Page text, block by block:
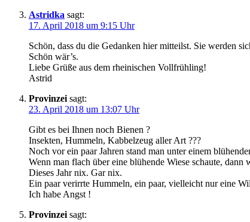
Astridka sagt:
17. April 2018 um 9:15 Uhr
Schön, dass du die Gedanken hier mitteilst. Sie werden
Schön wär’s.
Liebe Grüße aus dem rheinischen Vollfrühling!
Astrid
Provinzei sagt:
23. April 2018 um 13:07 Uhr
Gibt es bei Ihnen noch Bienen ?
Insekten, Hummeln, Kabbelzeug aller Art ???
Noch vor ein paar Jahren stand man unter einem
Wenn man flach über eine blühende Wiese schaute, dann
Dieses Jahr nix. Gar nix.
Ein paar verirrte Hummeln, ein paar, vielleicht nur eine
Ich habe Angst !
Provinzei sagt: